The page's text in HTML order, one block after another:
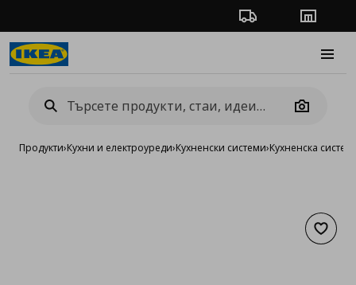
Проследяване на
Camera
Продукти›Кухни и електроуреди›Кухненски системи›Кухненска